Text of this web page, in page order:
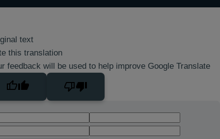
text
this translation
feedback will be used to help improve Google Translate